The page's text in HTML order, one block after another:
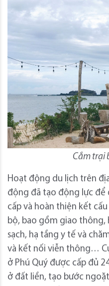
Cắm trại
Hoạt động du lịch trên
động đã tạo động lực để
cấp và hoàn thiện kết
bộ, bao gồm giao thông,
sạch, hạ tầng y tế và
và kết nối viễn thông…
ở Phú Quý được cấp đủ
ở đất liền, tạo bước